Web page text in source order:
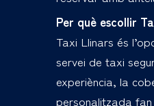
Per què escollir
Taxi Llinars és
servei de taxi
experiència, la
personalitzada fan